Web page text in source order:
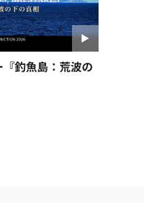
『釣魚島：荒波の